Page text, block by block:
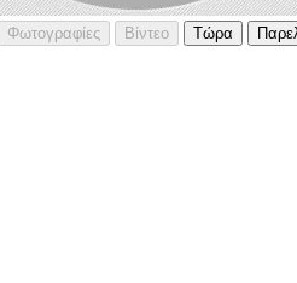
Φωτογραφίες Βίντεο Τώρα